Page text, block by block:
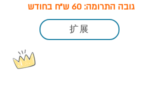
גובה התרומה: 60 ש"ח בחודש
扩展